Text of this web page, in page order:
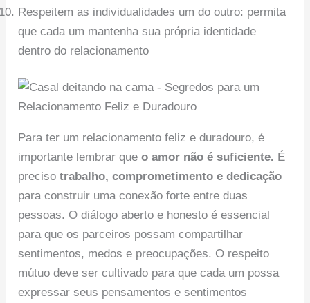
Respeitem as individualidades um do outro: permita
que cada um mantenha sua própria identidade
dentro do relacionamento
Para ter um relacionamento feliz e duradouro, é
importante lembrar queo amor não é suficiente. É
precisotrabalho, comprometimento e dedicação
para construir uma conexão forte entre duas
pessoas. O diálogo aberto e honesto é essencial
para que os parceiros possam compartilhar
sentimentos, medos e preocupações. O respeito
mútuo deve ser cultivado para que cada um possa
expressar seus pensamentos e sentimentos